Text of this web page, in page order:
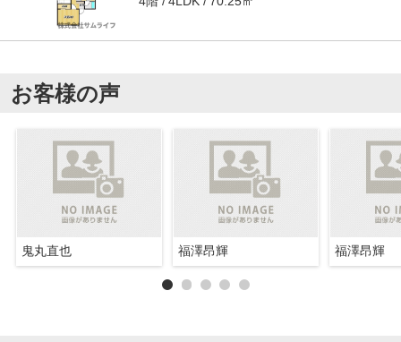
お客様の声
鬼丸直也 福澤昂輝 福澤昂輝